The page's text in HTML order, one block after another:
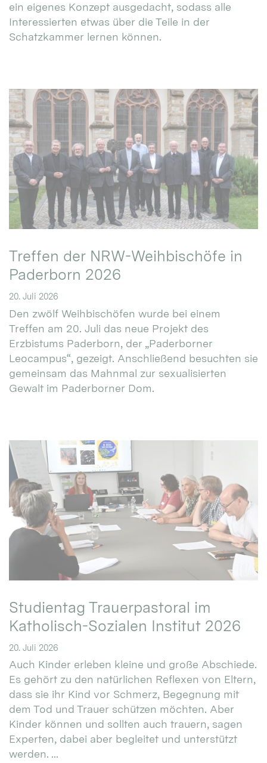
ein eigenes Konzept ausgedacht, sodass alle
Interessierten etwas über die Teile in der
Schatzkammer lernen können.
Treffen der NRW-Weihbischöfe in
Paderborn 2026
20. Juli 2026
Den zwölf Weihbischöfen wurde bei einem
Treffen am 20. Juli das neue Projekt des
Erzbistums Paderborn, der „Paderborner
Leocampus“, gezeigt. Anschließend besuchten sie
gemeinsam das Mahnmal zur sexualisierten
Gewalt im Paderborner Dom.
Studientag Trauerpastoral im
Katholisch-Sozialen Institut 2026
20. Juli 2026
Auch Kinder erleben kleine und große Abschiede.
Es gehört zu den natürlichen Reflexen von Eltern,
dass sie ihr Kind vor Schmerz, Begegnung mit
dem Tod und Trauer schützen möchten. Aber
Kinder können und sollten auch trauern, sagen
Experten, dabei aber begleitet und unterstützt
werden. ...